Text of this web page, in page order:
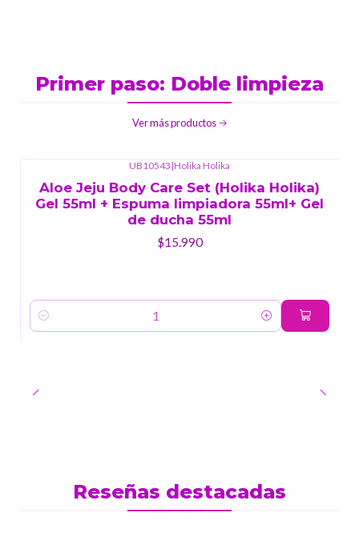
Primer paso: Doble limpieza
Ver más productos
UB10543|Holika Holika
Aloe Jeju Body Care Set (Holika Holika)
Gel 55ml + Espuma limpiadora 55ml+ Gel
de ducha 55ml
$15.990
Cantidad
Reseñas destacadas